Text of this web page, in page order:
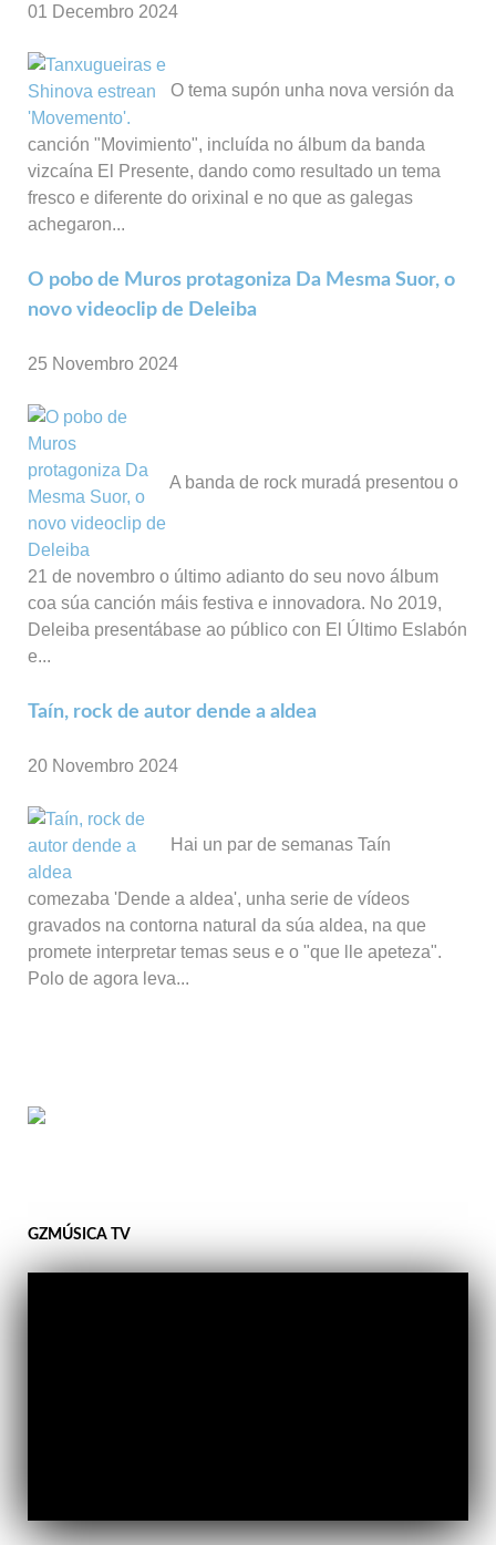
01 Decembro 2024
O tema supón unha nova versión da
canción "Movimiento", incluída no álbum da banda
vizcaína El Presente, dando como resultado un tema
fresco e diferente do orixinal e no que as galegas
achegaron...
O pobo de Muros protagoniza Da Mesma Suor, o
novo videoclip de Deleiba
25 Novembro 2024
A banda de rock muradá presentou o
21 de novembro o último adianto do seu novo álbum
coa súa canción máis festiva e innovadora. No 2019,
Deleiba presentábase ao público con El Último Eslabón
e...
Taín, rock de autor dende a aldea
20 Novembro 2024
Hai un par de semanas Taín
comezaba 'Dende a aldea', unha serie de vídeos
gravados na contorna natural da súa aldea, na que
promete interpretar temas seus e o "que lle apeteza".
Polo de agora leva...
GZMÚSICA TV